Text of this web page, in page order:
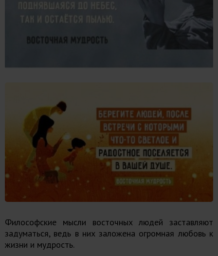
Философские мысли восточных людей заставляют
задуматься, ведь в них заложена огромная любовь к
жизни и мудрость.